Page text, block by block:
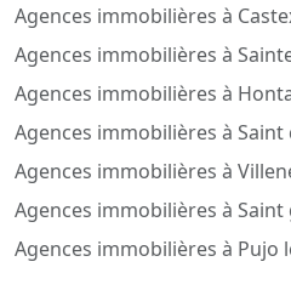
Agences immobilières à
Agences immobilières à
Agences immobilières à
Agences immobilières à
Agences immobilières à
Agences immobilières à Saint
Agences immobilières à Pujo